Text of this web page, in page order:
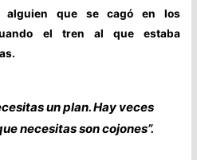
alguien que se cagó en los
el tren al que estaba
un plan. Hay veces
necesitas son cojones”.